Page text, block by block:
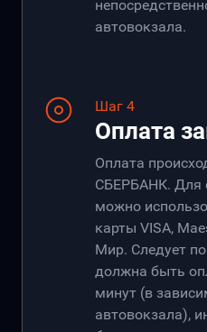
автовокзала.
Шаг 4
Оплата
Оплата
СБЕРБАНК. Для
можно
карты VISA,
Мир. Следует
должна быть
минут (в
автовокзала),